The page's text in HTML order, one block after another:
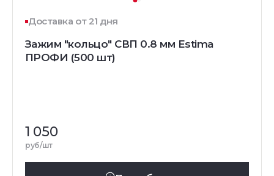
Доставка от 21 дня
Зажим "кольцо" СВП 0.8 мм Estima
ПРОФИ (500 шт)
1 050
руб/шт